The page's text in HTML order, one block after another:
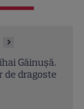
în
imediat